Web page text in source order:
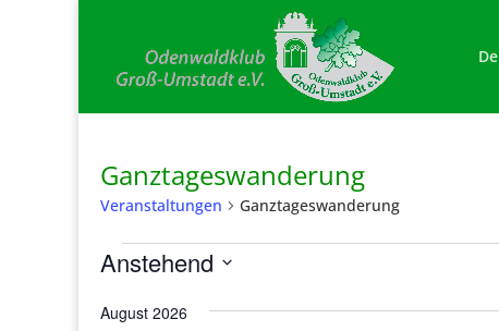
Ganztageswanderung
Veranstaltungen Ganztageswanderung
Veranstaltungen
Anstehend
wählen.
August 2026